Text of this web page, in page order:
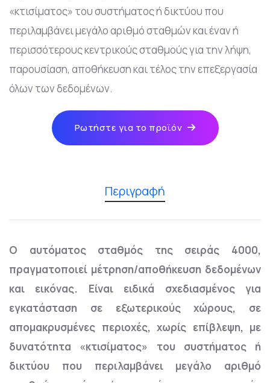
«κτισίματος» του συστήματος ή δικτύου που
περιλαμβάνει μεγάλο αριθμό σταθμών και έναν ή
περισσότερους κεντρικούς σταθμούς για την λήψη,
παρουσίαση, αποθήκευση και τέλος την επεξεργασία
όλων των δεδομένων.
Ρωτήστε για το προϊόν
Περιγραφή
Ο αυτόματος σταθμός της σειράς 4000,
πραγματοποιεί μέτρηση/αποθήκευση δεδομένων
και εικόνας. Είναι ειδικά σχεδιασμένος για
εγκατάσταση σε εξωτερικούς χώρους, σε
απομακρυσμένες περιοχές, χωρίς επίβλεψη, με
δυνατότητα «κτισίματος» του συστήματος ή
δικτύου που περιλαμβάνει μεγάλο αριθμό